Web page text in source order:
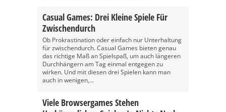
Casual Games: Drei Kleine Spiele Für
Zwischendurch
Ob Prokrastination oder einfach nur Unterhaltung
für zwischendurch. Casual Games bieten genau
das richtige Maß an Spielspaß, um auch längeren
Durchhängern am Tag einmal entgegen zu
wirken. Und mit diesen drei Spielen kann man
auch in wenigen,...
Viele Browsergames Stehen